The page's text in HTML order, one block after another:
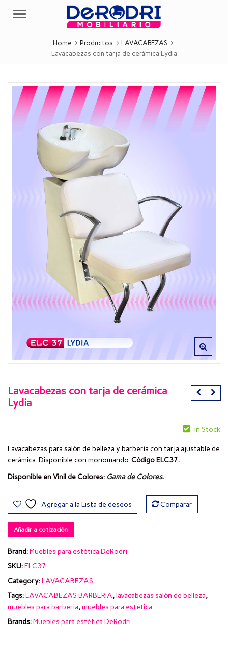
Menu
Home Productos
LAVACABEZAS
Lavacabezas con tarja de cerámica Lydia
Lavacabezas con tarja de cerámica
Lydia
In Stock
Lavacabezas para salón de belleza y barbería con tarja ajustable de
cerámica. Disponible con monomando. Código ELC37.
Disponible en Vinil de Colores: Gama de Colores.
Agregar a la Lista de deseos Comparar
Añadir a cotización
Brand:Muebles para estética DeRodri
SKU:ELC37
Category:LAVACABEZAS
Tags:LAVACABEZAS BARBERIA,lavacabezas salón de belleza,
muebles para barberia,muebles para estetica
Brands:Muebles para estética DeRodri